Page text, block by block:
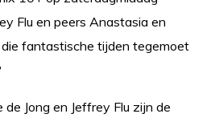
Flu en peers Anastasia en
die fantastische tijden tegemoet
Jong en Jeffrey Flu zijn de